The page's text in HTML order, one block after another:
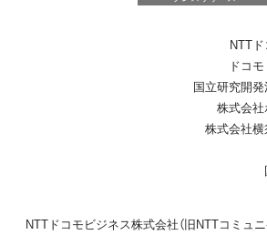
NTT
ドコ
国立研究開
株式会
株式会社
NTTドコモビジネス株式会社（旧NTTコミュ